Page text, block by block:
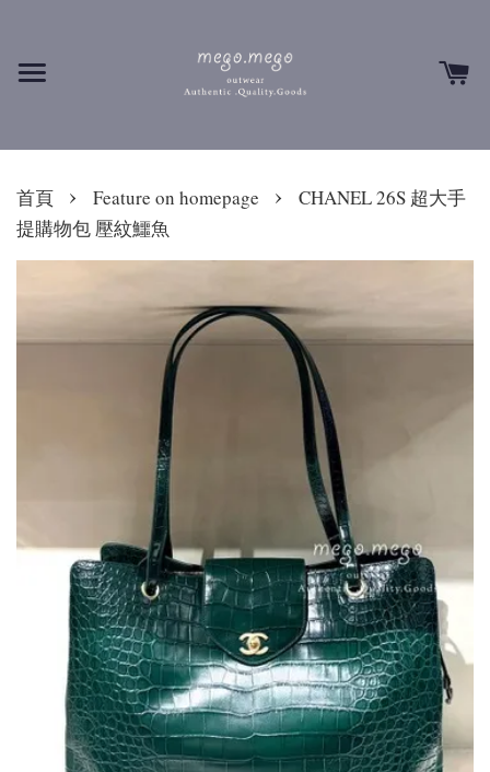
首頁 › Feature on homepage ›
CHANEL 26S 超大手
提購物包 壓紋鱷魚